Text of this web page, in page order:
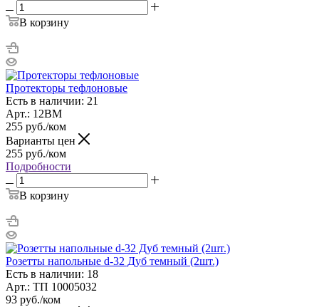
В корзину
Протекторы тефлоновые
Есть в наличии: 21
Арт.: 12ВМ
255 руб./ком
Варианты цен
255 руб./ком
Подробности
В корзину
Розетты напольные d-32 Дуб темный (2шт.)
Есть в наличии: 18
Арт.: ТП 10005032
93 руб./ком